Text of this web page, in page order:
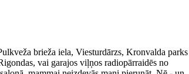
brieža iela, Viesturdārzs, Kronvalda parks
vai garajos viļņos radiopārraidēs no